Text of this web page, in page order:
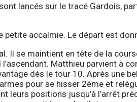
lancés sur le tracé Gardois,
petite accalmie. Le départ est
Il se maintient en tête de la
Matthieu parvient à
dès le tour 10. Après une
pour se hisser 2ème et
leurs positions jusqu’à l’arrêt